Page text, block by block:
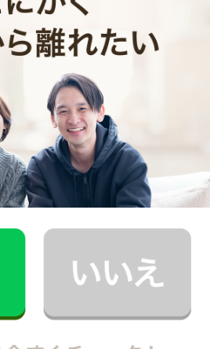
ュー一覧を見る
のよくある質問
更・キャンセルの方法を教えてく
変更したい日時を選択、「サービス内容
キャンセルしたい日時を選択、「ご予約